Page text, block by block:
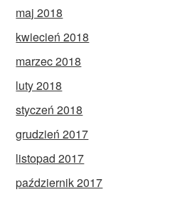
maj 2018
kwiecień 2018
marzec 2018
luty 2018
styczeń 2018
grudzień 2017
listopad 2017
październik 2017